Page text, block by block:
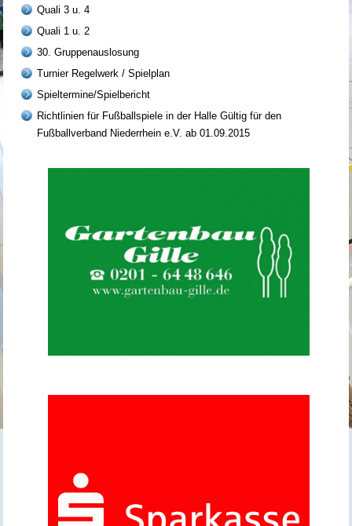
Quali 3 u. 4
Quali 1 u. 2
30. Gruppenauslosung
Turnier Regelwerk / Spielplan
Spieltermine/Spielbericht
Richtlinien für Fußballspiele in der Halle Gültig für den
Fußballverband Niederrhein e.V. ab 01.09.2015